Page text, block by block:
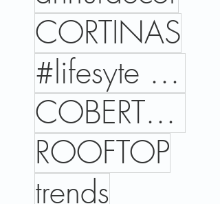
CORTINAS
#lifesyte #trends #cores #interiordesign #home
COBERTURAS
ROOFTOP
trends